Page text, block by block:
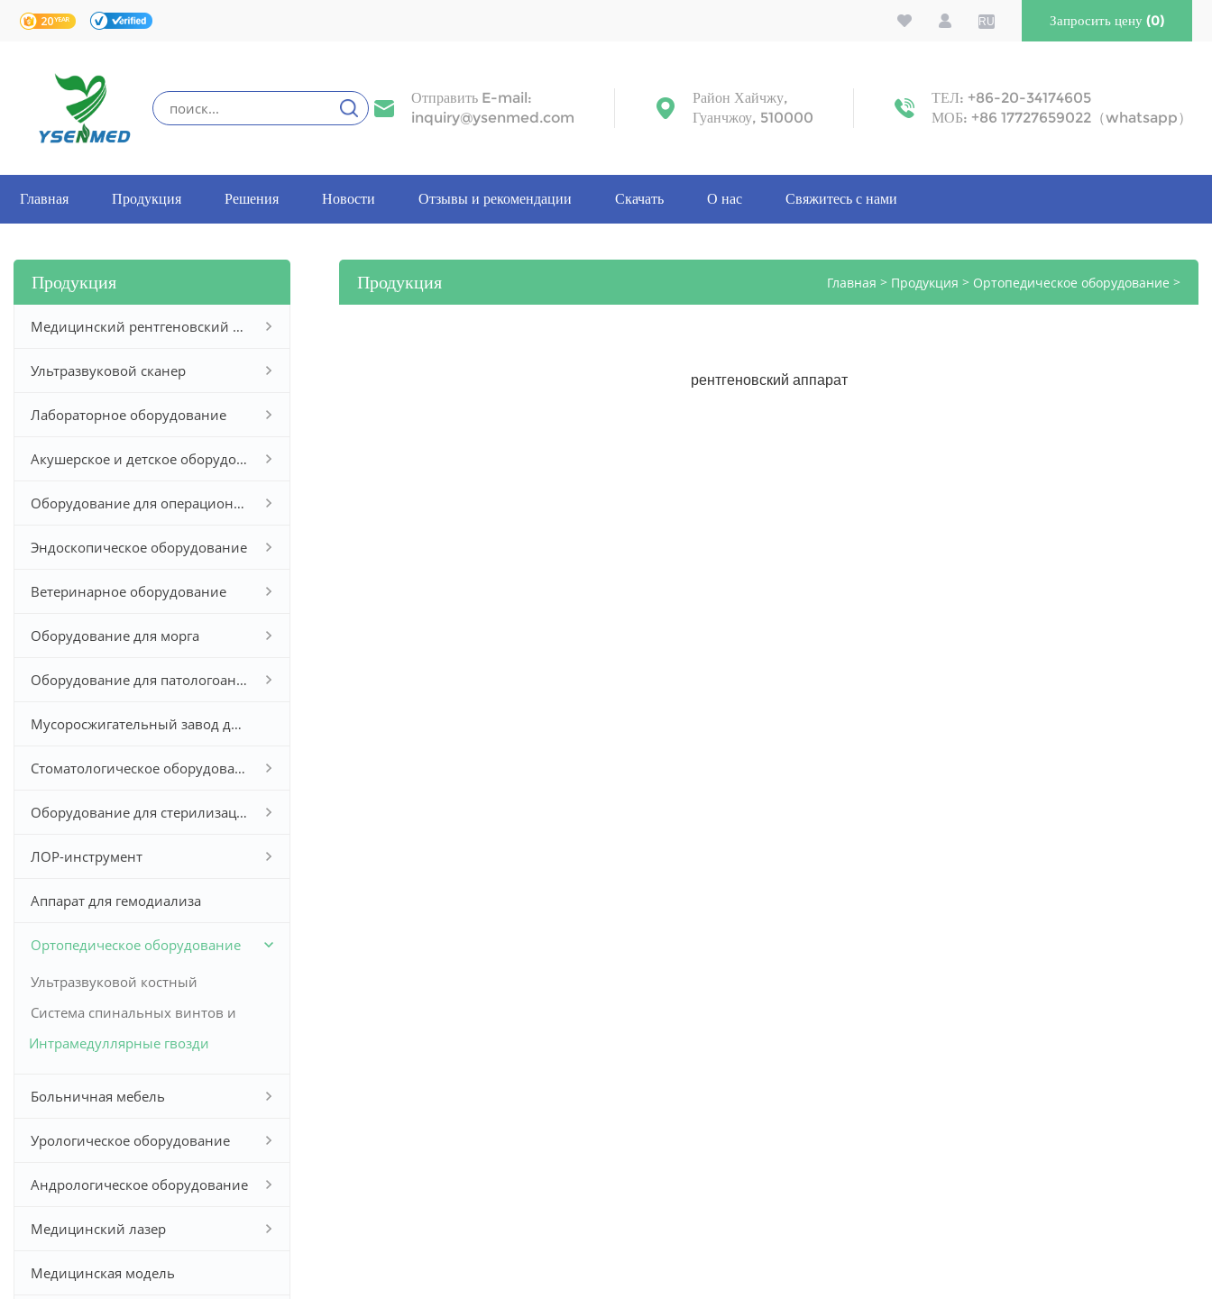
RU Запросить цену (0)
Отправить E-mail:
inquiry@ysenmed.com
Район Хайчжу,
Гуанчжоу, 510000
ТЕЛ: +86-20-34174605
МОБ: +86 17727659022（whatsapp）
Главная Продукция Решения Новости Отзывы и рекомендации Скачать О нас Свяжитесь с нами
Продукция
Медицинский рентгеновский аппарат
Ультразвуковой сканер
Лабораторное оборудование
Акушерское и детское оборудование
Оборудование для операционной
Эндоскопическое оборудование
Ветеринарное оборудование
Оборудование для морга
Оборудование для патологоанатомического исследования
Мусоросжигательный завод для больничных отходов
Стоматологическое оборудование
Оборудование для стерилизации
ЛОР-инструмент
Аппарат для гемодиализа
Ортопедическое оборудование
Ультразвуковой костный
денситометр
Система спинальных винтов и
пластин
Интрамедуллярные гвозди
Больничная мебель
Урологическое оборудование
Андрологическое оборудование
Медицинский лазер
Медицинская модель
Продукция Главная > Продукция > Ортопедическое оборудование >
рентгеновский аппарат